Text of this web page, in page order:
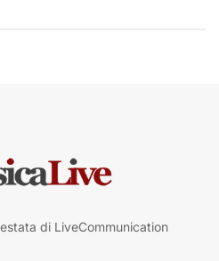
di LiveCommunication